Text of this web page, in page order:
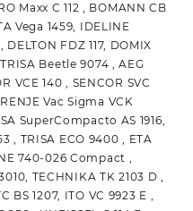
Maxx C 112 , BOMANN CB
Vega 1459, IDELINE
DELTON FDZ 117, DOMIX
Beetle 9074 , AEG
VCE 140 , SENCOR SVC
Vac Sigma VCK
SuperCompacto AS 1916,
, TRISA ECO 9400 , ETA
740-026 Compact ,
TECHNIKA TK 2103 D ,
BS 1207, ITO VC 9923 E ,